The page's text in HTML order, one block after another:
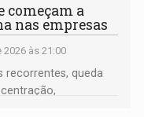
começam a
nas empresas
às 21:00
recorrentes, queda